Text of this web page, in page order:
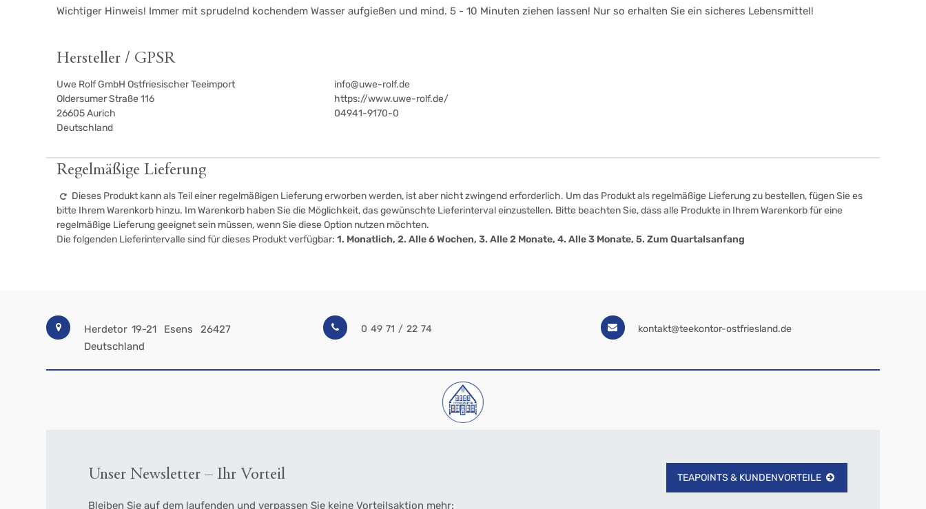
Wichtiger Hinweis! Immer mit sprudelnd kochendem Wasser aufgießen und mind. 5 - 10 Minuten ziehen lassen! Nur so erhalten Sie ein sicheres Lebensmittel!
Hersteller / GPSR
Uwe Rolf GmbH Ostfriesischer Teeimport
Oldersumer Straße 116
26605Aurich
Deutschland
info@uwe-rolf.de
https://www.uwe-rolf.de/
04941-9170-0
Regelmäßige Lieferung
Dieses Produkt kann als Teil einer regelmäßigen Lieferung erworben werden, ist aber nicht zwingend erforderlich. Um das Produkt als regelmäßige Lieferung zu bestellen, fügen Sie es
bitte Ihrem Warenkorb hinzu. Im Warenkorb haben Sie die Möglichkeit, das gewünschte Lieferinterval einzustellen. Bitte beachten Sie, dass alle Produkte in Ihrem Warenkorb für eine
regelmäßige Lieferung geeignet sein müssen, wenn Sie diese Option nutzen möchten.
Die folgenden Lieferintervalle sind für dieses Produkt verfügbar:1. Monatlich, 2. Alle 6 Wochen, 3. Alle 2 Monate, 4. Alle 3 Monate, 5. Zum Quartalsanfang
Herdetor 19-21 Esens
26427
Deutschland
0 49 71 / 22 74 kontakt@teekontor-ostfriesland.de
Unser Newsletter – Ihr Vorteil
Bleiben Sie auf dem laufenden und verpassen Sie keine Vorteilsaktion mehr:
TEAPOINTS & KUNDENVORTEILE